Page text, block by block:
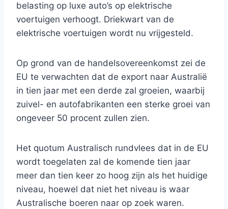
belasting op luxe auto’s op elektrische
voertuigen verhoogt. Driekwart van de
elektrische voertuigen wordt nu vrijgesteld.
Op grond van de handelsovereenkomst zei de
EU te verwachten dat de export naar Australië
in tien jaar met een derde zal groeien, waarbij
zuivel- en autofabrikanten een sterke groei van
ongeveer 50 procent zullen zien.
Het quotum Australisch rundvlees dat in de EU
wordt toegelaten zal de komende tien jaar
meer dan tien keer zo hoog zijn als het huidige
niveau, hoewel dat niet het niveau is waar
Australische boeren naar op zoek waren.